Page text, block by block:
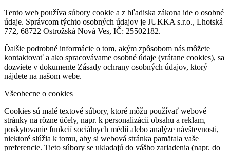
Tento web používa súbory cookie a z hľadiska zákona ide o osobné
údaje. Správcom týchto osobných údajov je JUKKA s.r.o., Lhotská
772, 68722 Ostrožská Nová Ves, IČ: 25502182.
Ďalšie podrobné informácie o tom, akým zpôsobom nás môžete
kontaktovať a ako spracovávame osobné údaje (vrátane cookies), sa
dozviete v dokumente Zásady ochrany osobných údajov, ktorý
nájdete na našom webe.
Všeobecne o cookies
Cookies sú malé textové súbory, ktoré môžu používať webové
stránky na rôzne účely, napr. k personalizácii obsahu a reklam,
poskytovanie funkcií sociálnych médií alebo analýze návštevnosti,
niektoré slúžia k tomu, aby si webová stránka pamätala vaše
preferencie. Tieto súbory se ukladajú do vášho zariadenia (napr. do